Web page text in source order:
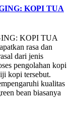
KOPI TUA
KOPI TUA
rasa dan
dari jenis
pengolahan kopi
kopi tersebut.
kualitas
bean biasanya